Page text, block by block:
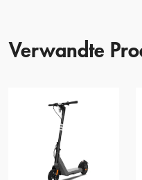
Verwandte